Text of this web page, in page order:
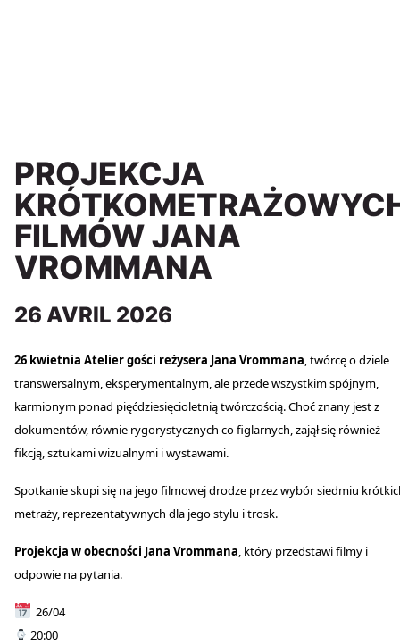
PROJEKCJA
FILMÓW JANA
VROMMANA
26 AVRIL 2026
26 kwietnia Atelier gości reżysera Jana Vrommana, twórcę o dziele
transwersalnym, eksperymentalnym, ale przede wszystkim spójnym,
karmionym ponad pięćdziesięcioletnią twórczością. Choć znany jest z
dokumentów, równie rygorystycznych co figlarnych, zajął się również
fikcją, sztukami wizualnymi i wystawami.
Spotkanie skupi się na jego filmowej drodze przez wybór siedmiu
metraży, reprezentatywnych dla jego stylu i trosk.
Projekcja w obecności Jana Vrommana, który przedstawi filmy i
odpowie na pytania.
26/04
20:00